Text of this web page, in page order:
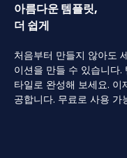
아름다운 템플릿,
더 쉽게
처음부터 만들지 않아도
이션을 만들 수 있습니다
타일로 완성해 보세요.
공합니다. 무료로 사용